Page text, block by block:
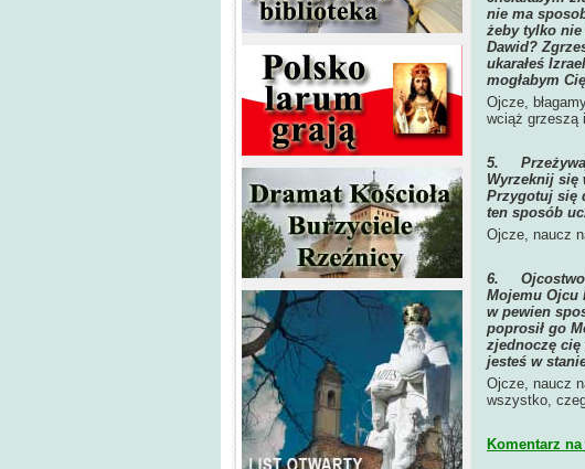
nie ma
żeby tylko nie
Dawid?
ukarałeś
mogłabym
Ojcze,
wciąż grzeszą
5.
Wyrzeknij się
Przygotuj się
ten sposób
Ojcze, naucz
6.
Mojemu Ojcu
w pewien
poprosił go
zjednoczę cię
jesteś w
Ojcze, naucz
wszystko,
Komentarz